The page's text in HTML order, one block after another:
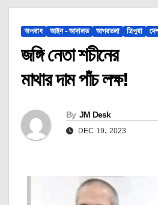
অপরাধ আইন - আদালত আগরতলা ত্রিপুরা
জঙ্গি নেতা শচীনের
মাথার দাম পাঁচ লক্ষ!
By JM Desk
DEC 19, 2023